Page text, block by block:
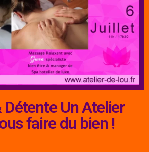
Détente Un Atelier
faire du bien !